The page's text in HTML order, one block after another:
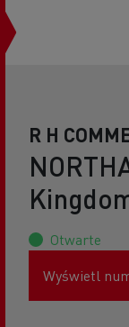
R H
Otwarte
Wyświetl